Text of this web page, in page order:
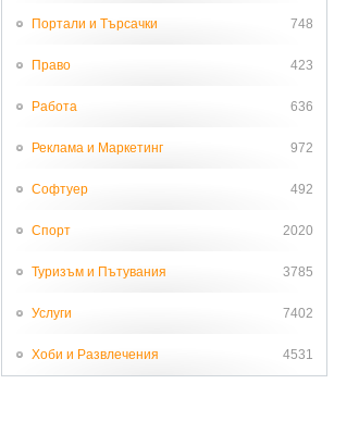
Портали и Търсачки 748
Право 423
Работа 636
Реклама и Маркетинг 972
Софтуер 492
Спорт 2020
Туризъм и Пътувания 3785
Услуги 7402
Хоби и Развлечения 4531